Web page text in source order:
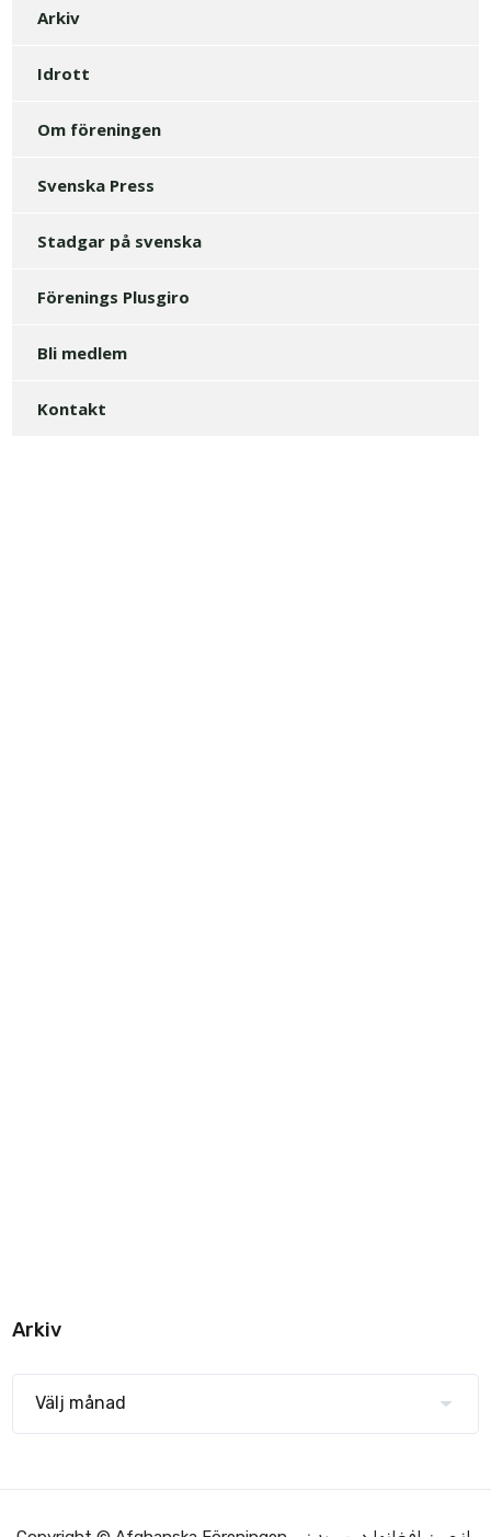
Arkiv
Idrott
Om föreningen
Svenska Press
Stadgar på svenska
Förenings Plusgiro
Bli medlem
Kontakt
Arkiv